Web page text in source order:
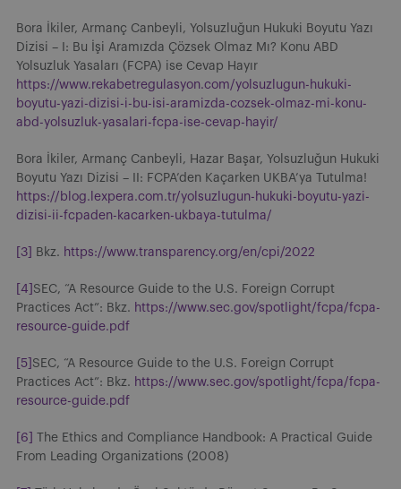
Bora İkiler, Armanç Canbeyli, Yolsuzluğun Hukuki Boyutu Yazı
Dizisi – I: Bu İşi Aramızda Çözsek Olmaz Mı? Konu ABD
Yolsuzluk Yasaları (FCPA) ise Cevap Hayır
https://www.rekabetregulasyon.com/yolsuzlugun-hukuki-
boyutu-yazi-dizisi-i-bu-isi-aramizda-cozsek-olmaz-mi-konu-
abd-yolsuzluk-yasalari-fcpa-ise-cevap-hayir/
Bora İkiler, Armanç Canbeyli, Hazar Başar, Yolsuzluğun Hukuki
Boyutu Yazı Dizisi – II: FCPA’den Kaçarken UKBA’ya Tutulma!
https://blog.lexpera.com.tr/yolsuzlugun-hukuki-boyutu-yazi-
dizisi-ii-fcpaden-kacarken-ukbaya-tutulma/
[3] Bkz. https://www.transparency.org/en/cpi/2022
[4] SEC, “A Resource Guide to the U.S. Foreign Corrupt
Practices Act”: Bkz. https://www.sec.gov/spotlight/fcpa/fcpa-
resource-guide.pdf
[5] SEC, “A Resource Guide to the U.S. Foreign Corrupt
Practices Act”: Bkz. https://www.sec.gov/spotlight/fcpa/fcpa-
resource-guide.pdf
[6]
The Ethics and Compliance Handbook: A Practical Guide
From Leading Organizations (2008)